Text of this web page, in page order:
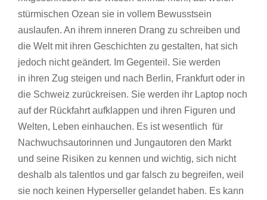
stürmischen Ozean sie in vollem Bewusstsein
auslaufen. An ihrem inneren Drang zu schreiben und
die Welt mit ihren Geschichten zu gestalten, hat sich
jedoch nicht geändert. Im Gegenteil. Sie werden
in ihren Zug steigen und nach Berlin, Frankfurt oder in
die Schweiz zurückreisen. Sie werden ihr Laptop noch
auf der Rückfahrt aufklappen und ihren Figuren und
Welten, Leben einhauchen. Es ist wesentlich für
Nachwuchsautorinnen und Jungautoren den Markt
und seine Risiken zu kennen und wichtig, sich nicht
deshalb als talentlos und gar falsch zu begreifen, weil
sie noch keinen Hyperseller gelandet haben. Es kann